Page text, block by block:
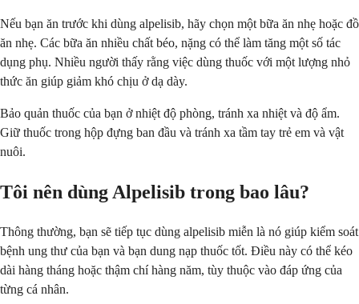
Nếu bạn ăn trước khi dùng alpelisib, hãy chọn một bữa ăn nhẹ hoặc đồ
ăn nhẹ. Các bữa ăn nhiều chất béo, nặng có thể làm tăng một số tác
dụng phụ. Nhiều người thấy rằng việc dùng thuốc với một lượng nhỏ
thức ăn giúp giảm khó chịu ở dạ dày.
Bảo quản thuốc của bạn ở nhiệt độ phòng, tránh xa nhiệt và độ ẩm.
Giữ thuốc trong hộp đựng ban đầu và tránh xa tầm tay trẻ em và vật
nuôi.
Tôi nên dùng Alpelisib trong bao lâu?
Thông thường, bạn sẽ tiếp tục dùng alpelisib miễn là nó giúp kiểm soát
bệnh ung thư của bạn và bạn dung nạp thuốc tốt. Điều này có thể kéo
dài hàng tháng hoặc thậm chí hàng năm, tùy thuộc vào đáp ứng của
từng cá nhân.